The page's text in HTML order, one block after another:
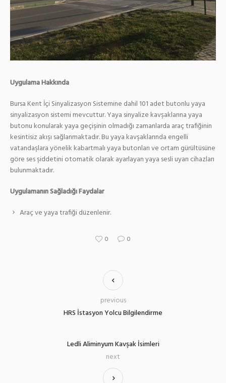
Uygulama Hakkında
Bursa Kent İçi Sinyalizasyon Sistemine dahil 101 adet butonlu yaya
sinyalizasyon sistemi mevcuttur. Yaya sinyalize kavşaklarına yaya
butonu konularak yaya geçişinin olmadığı zamanlarda araç trafiğinin
kesintisiz akışı sağlanmaktadır. Bu yaya kavşaklarında engelli
vatandaşlara yönelik kabartmalı yaya butonları ve ortam gürültüsüne
göre ses şiddetini otomatik olarak ayarlayan yaya sesli uyarı cihazları
bulunmaktadır.
Uygulamanın Sağladığı Faydalar
Araç ve yaya trafiği düzenlenir.
0 0
HRS İstasyon Yolcu Bilgilendirme
previous
Ledli Aliminyum Kavşak İsimleri
next